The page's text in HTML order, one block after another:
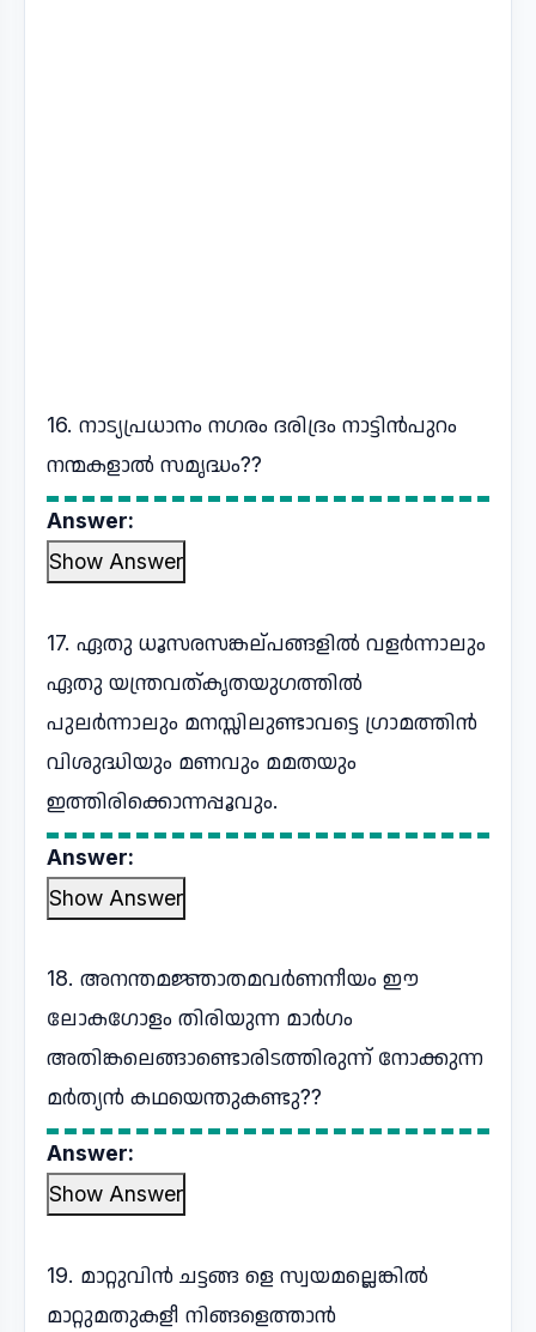
16. നാട്യപ്രധാനം നഗരം ദരിദ്രം നാട്ടിന്‍പുറം
നന്മകളാല്‍ സമൃദ്ധം??
Answer:
Show Answer
17. ഏതു ധൂസരസങ്കല്പങ്ങളില്‍ വളര്‍ന്നാലും
ഏതു യന്ത്രവത്കൃതയുഗത്തില്‍
പുലര്‍ന്നാലും മനസ്സിലുണ്ടാവട്ടെ ഗ്രാമത്തിന്‍
വിശുദ്ധിയും മണവും മമതയും
ഇത്തിരിക്കൊന്നപ്പൂവും.
Answer:
Show Answer
18. അനന്തമജ്ഞാതമവര്‍ണനീയം ഈ
ലോകഗോളം തിരിയുന്ന മാര്‍ഗം
അതിങ്കലെങ്ങാണ്ടൊരിടത്തിരുന്ന് നോക്കുന്ന
മര്‍ത്യന്‍ കഥയെന്തുകണ്ടു??
Answer:
Show Answer
19. മാറ്റുവിന്‍ ചട്ടങ്ങ ളെ സ്വയമല്ലെങ്കില്‍
മാറ്റുമതുകളീ നിങ്ങളെത്താന്‍